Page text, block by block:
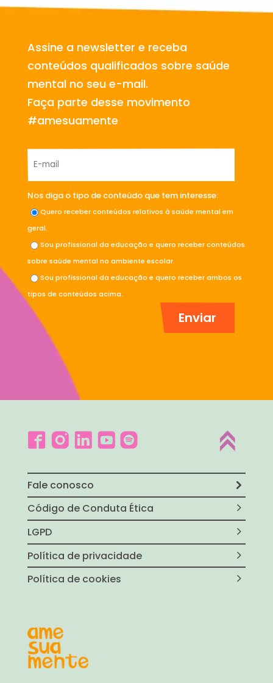
Assine a newsletter e receba
conteúdos qualificados sobre saúde
mental no seu e-mail.
Faça parte desse movimento
#amesuamente
Nos diga o tipo de conteúdo que tem interesse:
Quero receber conteúdos relativos à saúde mental em
geral.
Sou profissional da educação e quero receber conteúdos
sobre saúde mental no ambiente escolar.
Sou profissional da educação e quero receber ambos os
tipos de conteúdos acima.
Fale conosco
Código de Conduta Ética
LGPD
Política de privacidade
Política de cookies